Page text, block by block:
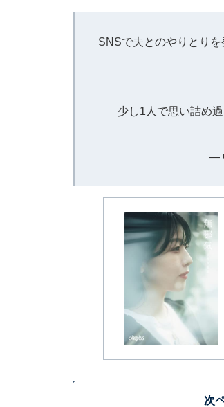
SNSで夫とのやりとり
少し1人で思い詰め
—
次